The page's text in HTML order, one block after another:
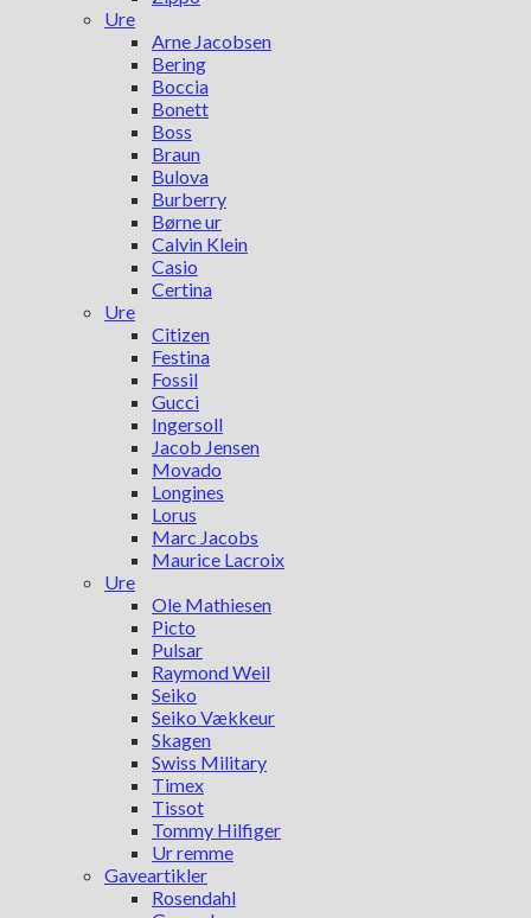
Ure
Arne Jacobsen
Bering
Boccia
Bonett
Boss
Braun
Bulova
Burberry
Børne ur
Calvin Klein
Casio
Certina
Ure
Citizen
Festina
Fossil
Gucci
Ingersoll
Jacob Jensen
Movado
Longines
Lorus
Marc Jacobs
Maurice Lacroix
Ure
Ole Mathiesen
Picto
Pulsar
Raymond Weil
Seiko
Seiko Vækkeur
Skagen
Swiss Military
Timex
Tissot
Tommy Hilfiger
Ur remme
Gaveartikler
Rosendahl